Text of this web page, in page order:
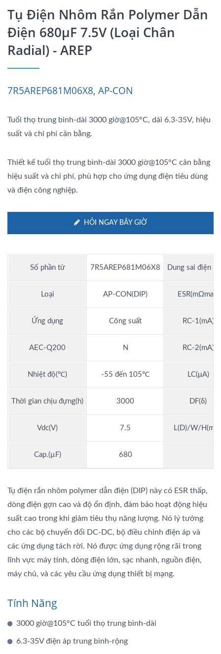
Tụ Điện Nhôm Rắn Polymer Dẫn
Điện 680μF 7.5V (loại Chân
Radial) - AREP
7R5AREP681M06X8, AP-CON
Tuổi thọ trung bình-dài 3000 giờ@105°C, dải 6.3-35V, hiệu
suất và chi phí cân bằng.
Thiết kế tuổi thọ trung bình-dài 3000 giờ@105°C cân bằng
hiệu suất và chi phí, phù hợp cho ứng dụng điện tiêu dùng
và điện công nghiệp.
HỎI NGAY BÂY GIỜ
Số phần tử 7R5AREP681M06X8 Dung sai điện
Loại AP-CON(DIP) ESR(mΩmax)
Ứng dụng Công suất RC-1(mA)
AEC-Q200 N RC-2(mA)
Nhiệt độ(℃) -55 đến 105℃ LC(μA)
Thời gian chịu đựng(h) 3000 DF(δ)
Vdc(V) 7.5 L(D)/W/
Cap.(µF) 680
Tụ điện rắn nhôm polymer dẫn điện (DIP) này có ESR thấp,
dòng điện gợn cao và độ ổn định, đảm bảo hoạt động hiệu
suất cao trong khi giảm tiêu thụ năng lượng. Nó lý tưởng
cho các bộ chuyển đổi DC-DC, bộ điều chỉnh điện áp và
các ứng dụng tách rời. Nó được ứng dụng rộng rãi trong
lĩnh vực máy tính, dòng điện lớn, sạc nhanh, nguồn điện,
máy chủ, và các yêu cầu ứng dụng thiết bị mạng.
Tính Năng
3000 giờ@105°C tuổi thọ trung bình-dài
6.3-35V điện áp trung bình-rộng